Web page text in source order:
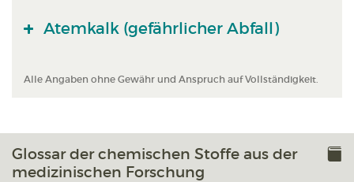
Atemkalk (gefährlicher Abfall)
Alle Angaben ohne Gewähr und Anspruch auf Vollständigkeit.
Glossar der chemischen Stoffe aus der
medizinischen Forschung